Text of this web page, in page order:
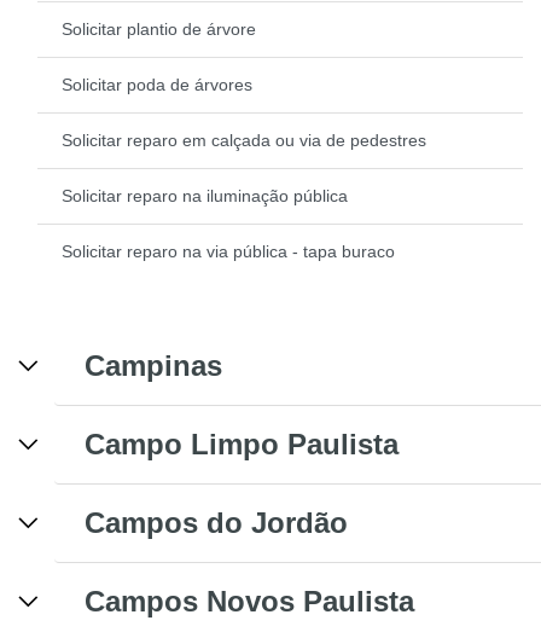
Solicitar plantio de árvore
Solicitar poda de árvores
Solicitar reparo em calçada ou via de pedestres
Solicitar reparo na iluminação pública
Solicitar reparo na via pública - tapa buraco
Campinas
Campo Limpo Paulista
Campos do Jordão
Campos Novos Paulista